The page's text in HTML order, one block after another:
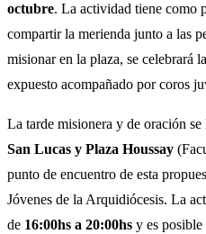
octubre. La actividad tiene como
compartir la merienda junto a las
misionar en la plaza, se celebrará
expuesto acompañado por coros
La tarde misionera y de oración se
San Lucas y Plaza Houssay
punto de encuentro de esta
Jóvenes de la Arquidiócesis. La
de 16:00hs a 20:00hs y es posible